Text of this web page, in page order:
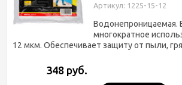
Артикул: 1225-15-12
Водонепроницаемая.
многократное
12 мкм. Обеспечивает защиту от пыли,
348 руб.